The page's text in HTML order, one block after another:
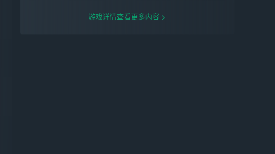
游戏详情查看更多内容